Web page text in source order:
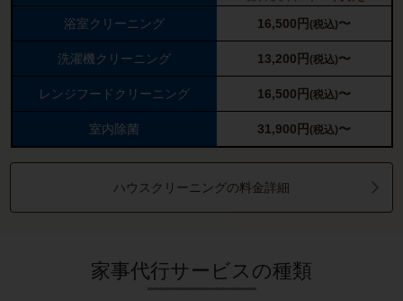
浴室クリーニング 16,500円(税込)〜
洗濯機クリーニング 13,200円(税込)〜
レンジフードクリーニング 16,500円(税込)〜
室内除菌 31,900円(税込)〜
ハウスクリーニングの料金詳細
家事代行サービスの種類